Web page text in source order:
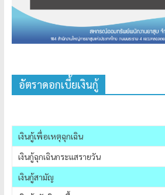
อัตราดอกเบี้ยเงินกู้
เงินกู้เพื่อเหตุฉุกเฉิน
เงินกู้ฉุกเฉินกระแสรายวัน
เงินกู้สามัญ